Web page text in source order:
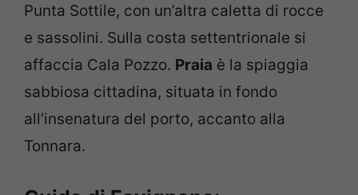
Punta Sottile, con un’altra caletta di rocce
e sassolini. Sulla costa settentrionale si
affaccia Cala Pozzo. Praia è la spiaggia
sabbiosa cittadina, situata in fondo
all’insenatura del porto, accanto alla
Tonnara.